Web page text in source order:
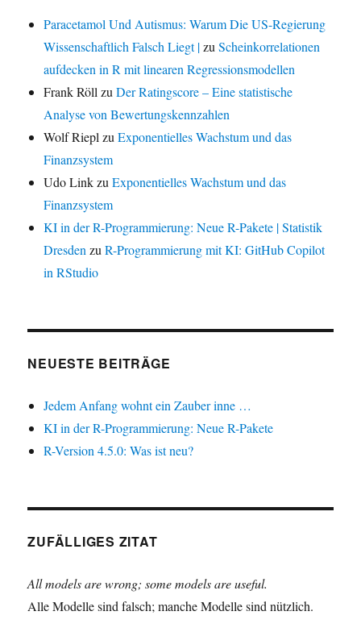
Paracetamol Und Autismus: Warum Die US-Regierung
Wissenschaftlich Falsch Liegt |zuScheinkorrelationen
aufdecken in R mit linearen Regressionsmodellen
Frank Röll zuDer Ratingscore – Eine statistische
Analyse von Bewertungskennzahlen
Wolf Riepl zuExponentielles Wachstum und das
Finanzsystem
Udo LinkzuExponentielles Wachstum und das
Finanzsystem
KI in der R-Programmierung: Neue R-Pakete | Statistik
Dresden zuR-Programmierung mit KI: GitHub Copilot
in RStudio
NEUESTE BEITRÄGE
Jedem Anfang wohnt ein Zauber inne …
KI in der R-Programmierung: Neue R-Pakete
R-Version 4.5.0: Was ist neu?
ZUFÄLLIGES ZITAT
All models are wrong; some models are useful.
Alle Modelle sind falsch; manche Modelle sind nützlich.